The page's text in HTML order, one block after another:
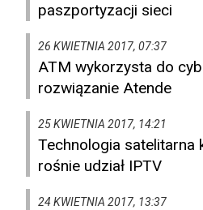
paszportyzacji sieci
26 KWIETNIA 2017, 07:37
ATM wykorzysta do
rozwiązanie Atende
25 KWIETNIA 2017, 14:21
Technologia satelitarna
rośnie udział IPTV
24 KWIETNIA 2017, 13:37